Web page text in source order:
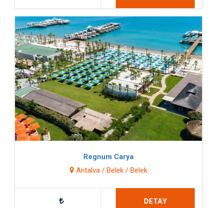
Regnum Carya
Antalya / Belek / Belek
DETAY